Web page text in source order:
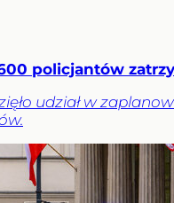
policjantów
udział w